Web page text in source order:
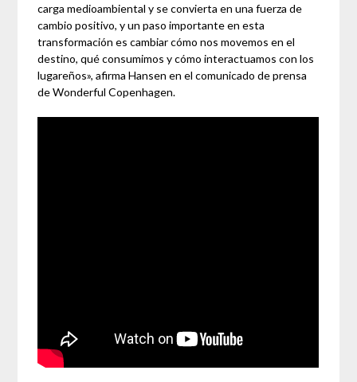
carga medioambiental y se convierta en una fuerza de
cambio positivo, y un paso importante en esta
transformación es cambiar cómo nos movemos en el
destino, qué consumimos y cómo interactuamos con los
lugareños», afirma Hansen en el comunicado de prensa
de Wonderful Copenhagen.